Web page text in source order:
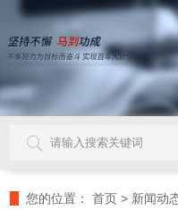
您的位置： 首页 > 新闻动